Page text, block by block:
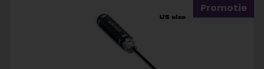
Promotie